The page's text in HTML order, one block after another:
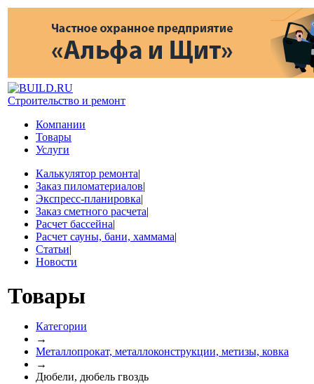
Строительство и ремонт
Компании
Товары
Услуги
Калькулятор ремонта|
Заказ пиломатериалов|
Экспресс-планировка|
Заказ сметного расчета|
Расчет бассейна|
Расчет сауны, бани, хаммама|
Статьи|
Новости
Товары
Категории
→
Металлопрокат, металлоконструкции, метизы, ковка
→
Дюбели, дюбель гвоздь